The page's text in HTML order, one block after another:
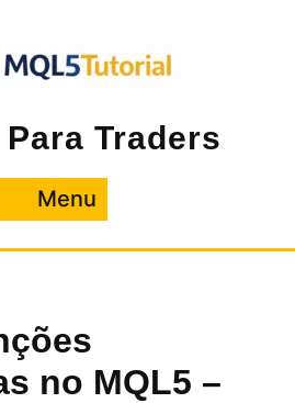
Traders
Menu
no MQL5 –